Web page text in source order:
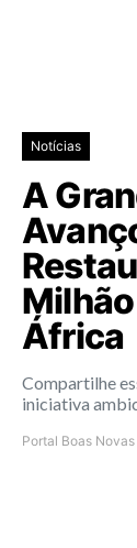
Notícias
A
África
Compartilhe
iniciativa
Portal Boas Novas